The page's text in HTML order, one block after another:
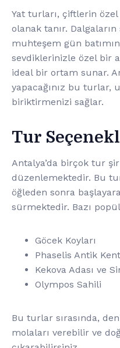
Yat turları, çiftlerin özel
olanak tanır.
muhteşem gün
sevdiklerinizle özel bir
ideal bir ortam sunar.
yapacağınız bu turlar,
biriktirmenizi sağlar.
Tur
Antalya’da birçok tur
düzenlemektedir. Bu
öğleden sonra
sürmektedir. Bazı
Göcek Koyları
Phaselis Antik
Kekova Adası ve
Olympos Sahili
Bu turlar sırasında,
molaları verebilir ve